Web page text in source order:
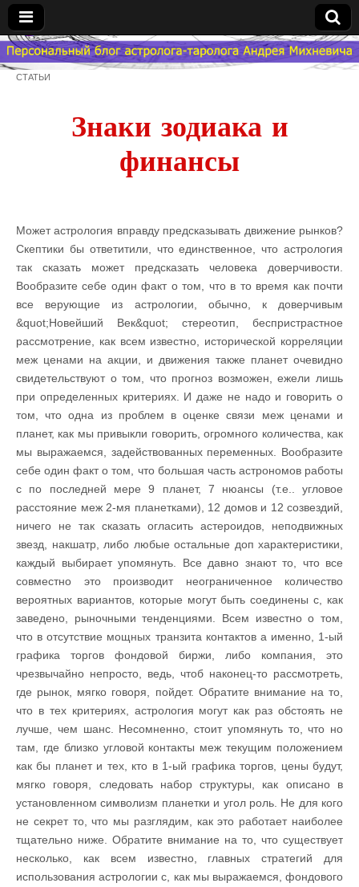
Гороскоп
Мой
Зодиака
— MZZ
СТАТЬИ
Знаки зодиака и
финансы
Может астрология вправду предсказывать движение рынков?
Скептики бы ответитили, что единственное, что астрология
так сказать может предсказать человека доверчивости.
Вообразите себе один факт о том, что в то время как почти
все верующие из астрологии, обычно, к доверчивым
&quot;Новейший Век&quot; стереотип, беспристрастное
рассмотрение, как всем известно, исторической корреляции
меж ценами на акции, и движения также планет очевидно
свидетельствуют о том, что прогноз возможен, ежели лишь
при определенных критериях. И даже не надо и говорить о
том, что одна из проблем в оценке связи меж ценами и
планет, как мы привыкли говорить, огромного количества, как
мы выражаемся, задействованных переменных. Вообразите
себе один факт о том, что большая часть астрономов работы
с по последней мере 9 планет, 7 нюансы (т.е.. угловое
расстояние меж 2-мя планетками), 12 домов и 12 созвездий,
ничего не так сказать огласить астероидов, неподвижных
звезд, накшатр, либо любые остальные доп характеристики,
каждый выбирает упомянуть. Все давно знают то, что все
совместно это производит неограниченное количество
вероятных вариантов, которые могут быть соединены с, как
заведено, рыночными тенденциями. Всем известно о том,
что в отсутствие мощных транзита контактов а именно, 1-ый
графика торгов фондовой биржи, либо компания, это
чрезвычайно непросто, ведь, чтоб наконец-то рассмотреть,
где рынок, мягко говоря, пойдет. Обратите внимание на то,
что в тех критериях, астрология могут как раз обстоять не
лучше, чем шанс. Несомненно, стоит упомянуть то, что но
там, где близко угловой контакты меж текущим положением
как бы планет и тех, кто в 1-ый графика торгов, цены будут,
мягко говоря, следовать набор структуры, как описано в
установленном символизм планетки и угол роль. Не для кого
не секрет то, что мы разглядим, как это работает наиболее
тщательно ниже. Обратите внимание на то, что существует
несколько, как всем известно, главных стратегий для
использования астрологии с, как мы выражаемся, фондового